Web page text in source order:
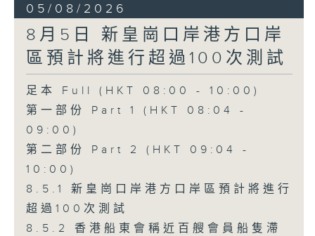
05/08/2026
8月5日 新皇崗口岸港方口岸
區預計將進行超過100次測試
足本 Full (HKT 08:00 - 10:00)
第一部份 Part 1 (HKT 08:04 -
09:00)
第二部份 Part 2 (HKT 09:04 -
10:00)
8.5.1 新皇崗口岸港方口岸區預計將進行
超過100次測試
8.5.2 香港船東會稱近百艘會員船隻滯